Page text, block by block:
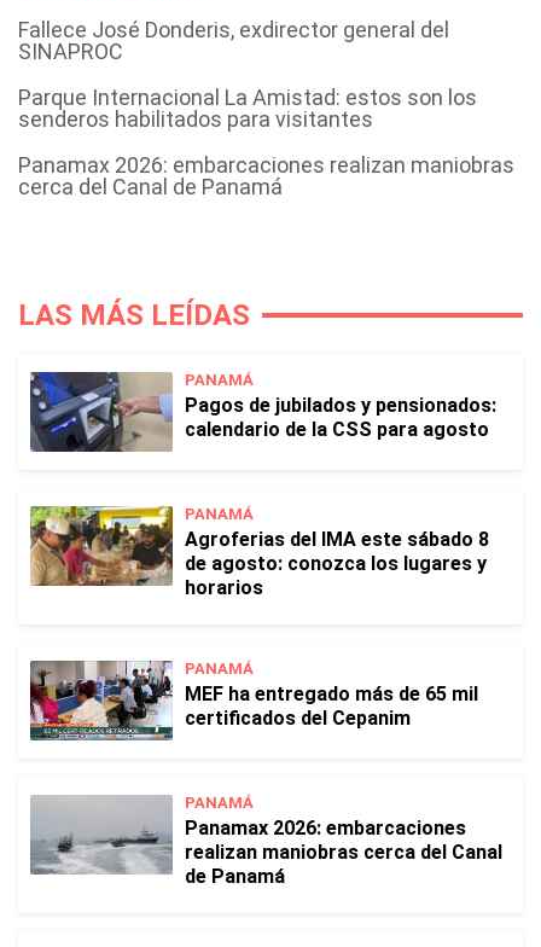
Fallece José Donderis, exdirector general del
SINAPROC
Parque Internacional La Amistad: estos son los
senderos habilitados para visitantes
Panamax 2026: embarcaciones realizan maniobras
cerca del Canal de Panamá
LAS MÁS LEÍDAS
PANAMÁ
Pagos de jubilados y pensionados:
calendario de la CSS para agosto
PANAMÁ
Agroferias del IMA este sábado 8
de agosto: conozca los lugares y
horarios
PANAMÁ
MEF ha entregado más de 65 mil
certificados del Cepanim
PANAMÁ
Panamax 2026: embarcaciones
realizan maniobras cerca del Canal
de Panamá